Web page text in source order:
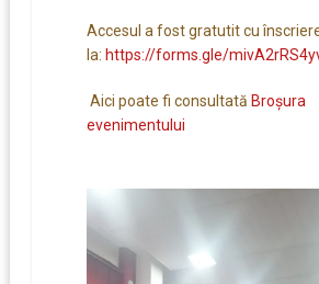
Accesul a fost gratutit cu
la: https://forms.gle/
Aici poate fi consultată Broșura
evenimentului